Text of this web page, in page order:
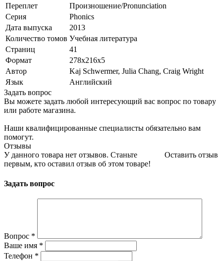
Переплет
Произношение/Pronunciation
Серия
Phonics
Дата выпуска
2013
Количество томов Учебная литература
Страниц
41
Формат
278x216x5
Автор
Kaj Schwermer, Julia Chang, Craig Wright
Язык
Английский
Задать вопрос
Вы можете задать любой интересующий вас вопрос по товару
или работе магазина.
Наши квалифицированные специалисты обязательно вам
помогут.
Отзывы
Оставить отзыв
У данного товара нет отзывов. Станьте
первым, кто оставил отзыв об этом товаре!
Задать вопрос
Вопрос *
Ваше имя *
Телефон *